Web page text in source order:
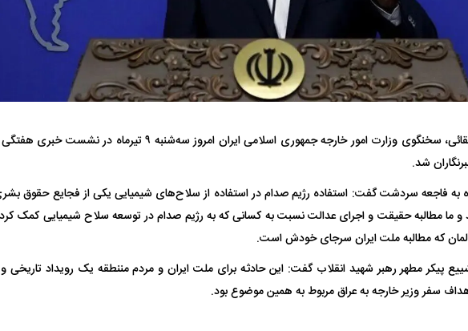
اسماعیل بقائی، سخنگوی وزارت امور خارجه جمهوری اسلامی ایران امروز سه‌شنبه ۹ تیرماه در
شد.
به فاجعه سردشت گفت: استفاده رژیم صدام در استفاده از سلاح‌های شیمیایی یکی از فجایع حقوق
مطالبه حقیقت و اجرای عدالت نسبت به کسانی که به رژیم صدام در توسعه سلاح شیمیایی کمک
آلمان که مطالبه ملت ایران سرجای خودش است.
پیکر مطهر رهبر شهید انقلاب گفت: این حادثه برای ملت ایران و مردم مننطقه یک رویداد تاریخی
سفر وزیر خارجه به عراق مربوط به همین موضوع بود.
فضاپیمای «استارشیپ» ایلان ماسک
حدید ۱۱۰؛ نسخه سریع‌تر، پنهان‌کارتر و
جدید ایران چیست؟